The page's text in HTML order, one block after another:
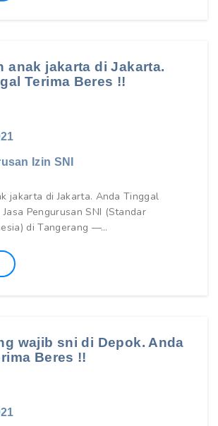
anak jakarta di Jakarta.
Terima Beres !!
Izin SNI
jakarta di Jakarta. Anda Tinggal
Jasa Pengurusan SNI (Standar
di Tangerang —…
wajib sni di Depok. Anda
Beres !!